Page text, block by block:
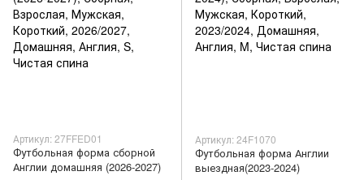
Артикул: 27FFED01
Футбольная форма сборной
Англии домашняя (2026-2027)
Артикул: 24F1070
Футбольная форма Англии
выездная(2023-2024)